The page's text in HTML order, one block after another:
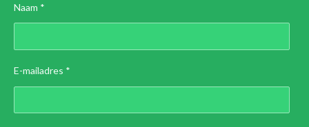
Naam *
E-mailadres *